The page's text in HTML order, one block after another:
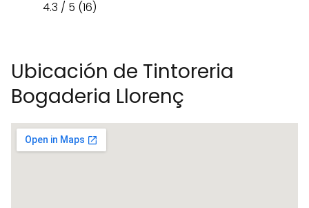
4.3 / 5 (16)
Ubicación de Tintoreria
Bogaderia Llorenç